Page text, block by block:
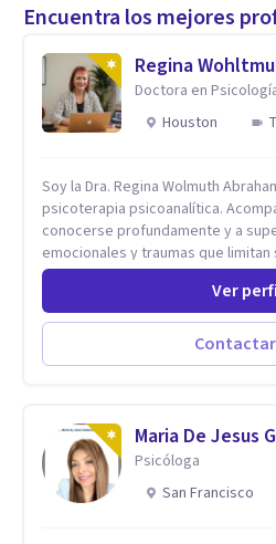
Encuentra los mejores
Regina
Doctora en
Houston
Soy la Dra. Regina Wolmuth
psicoterapia psicoanalítica.
conocerse profundamente y a
emocionales y traumas que limitan
trabajado en reconocidas
Psiquiátrico San Rafael, Instituto
Bernardino, Hospital Psiquiátrico
Integración Juvenil. Además, tuve
en comunidades como Olivar del
Ver
Contactar
Maria De Jesus
Psicóloga
San Francisco